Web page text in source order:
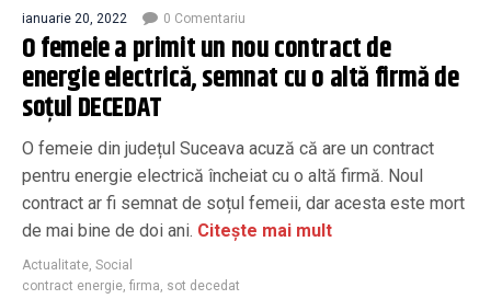
ianuarie 20, 2022 0 Comentariu
O femeie a primit un nou contract de
energie electrică, semnat cu o altă firmă de
soțul DECEDAT
O femeie din județul Suceava acuză că are un contract
pentru energie electrică încheiat cu o altă firmă. Noul
contract ar fi semnat de soțul femeii, dar acesta este mort
de mai bine de doi ani. Citește mai mult
Actualitate, Social
contract energie, firma, sot decedat